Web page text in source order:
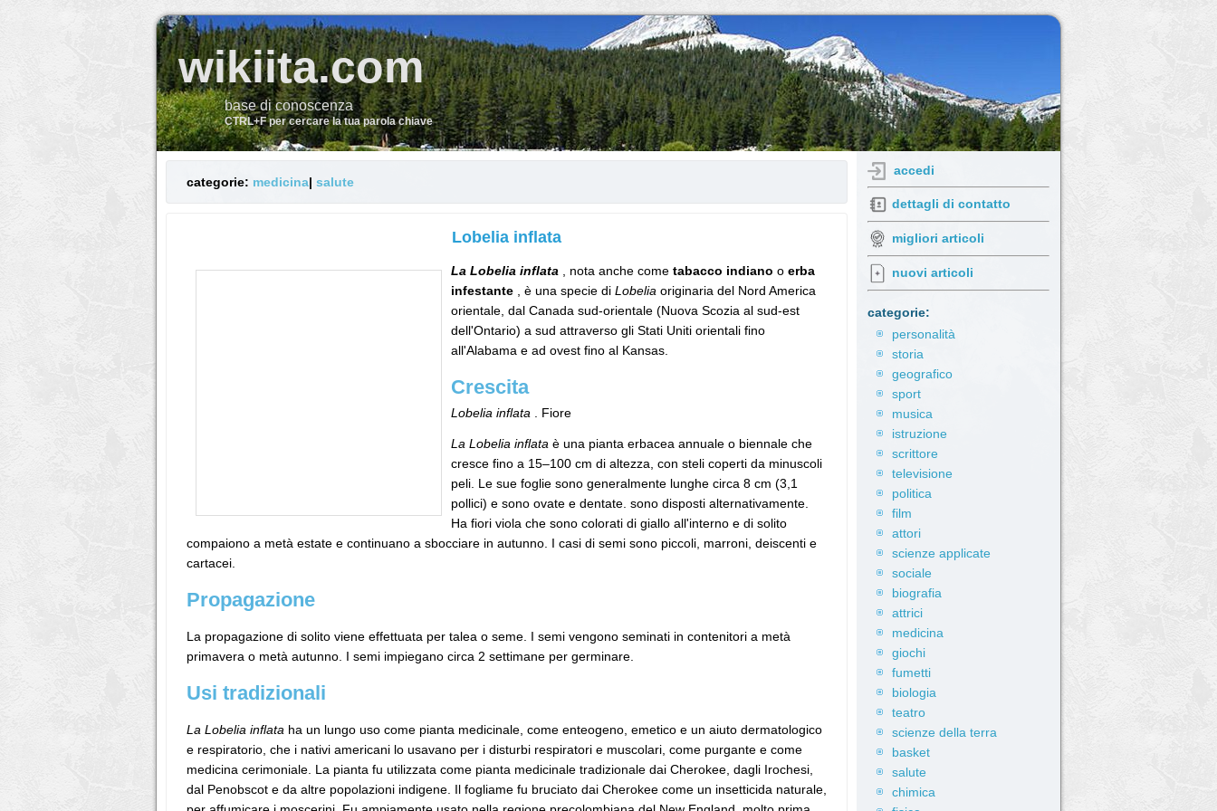
wikiita.com
base di conoscenza
CTRL+F per cercare la tua parola chiave
categorie: medicina| salute
Lobelia inflata
La Lobelia inflata , nota anche come tabacco indiano o erba
infestante , è una specie di Lobelia originaria del Nord America
orientale, dal Canada sud-orientale (Nuova Scozia al sud-est
dell'Ontario) a sud attraverso gli Stati Uniti orientali fino
all'Alabama e ad ovest fino al Kansas.
Crescita
Lobelia inflata . Fiore
La Lobelia inflata è una pianta erbacea annuale o biennale che
cresce fino a 15–100 cm di altezza, con steli coperti da minuscoli
peli. Le sue foglie sono generalmente lunghe circa 8 cm (3,1
pollici) e sono ovate e dentate. sono disposti alternativamente.
Ha fiori viola che sono colorati di giallo all'interno e di solito
compaiono a metà estate e continuano a sbocciare in autunno. I casi di semi sono piccoli, marroni, deiscenti e
cartacei.
Propagazione
La propagazione di solito viene effettuata per talea o seme. I semi vengono seminati in contenitori a metà
primavera o metà autunno. I semi impiegano circa 2 settimane per germinare.
Usi tradizionali
La Lobelia inflata ha un lungo uso come pianta medicinale, come enteogeno, emetico e un aiuto dermatologico
e respiratorio, che i nativi americani lo usavano per i disturbi respiratori e muscolari, come purgante e come
medicina cerimoniale. La pianta fu utilizzata come pianta medicinale tradizionale dai Cherokee, dagli Irochesi,
dal Penobscot e da altre popolazioni indigene. Il fogliame fu bruciato dai Cherokee come un insetticida naturale,
accedi
dettagli di contatto
migliori articoli
nuovi articoli
categorie:
personalità
storia
geografico
sport
musica
istruzione
scrittore
televisione
politica
film
attori
scienze applicate
sociale
biografia
attrici
medicina
giochi
fumetti
biologia
teatro
scienze della terra
basket
salute
chimica